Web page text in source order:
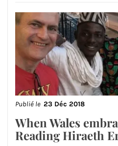
Publié le 23 Déc 2018
When Wales
Reading Hiraeth